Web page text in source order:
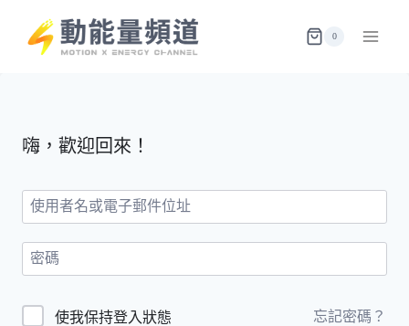
content
0
嗨，歡迎回來！
使我保持登入狀態 忘記密碼？